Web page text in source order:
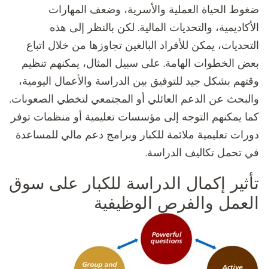
ضغوط الحياة العملية والأسرية، وضعف المهارات
الأكاديمية، والتحديات المالية. لكن بالنظر إلى هذه
التحديات، يمكن للأفراد البالغين تجاوزها من خلال اتباع
بعض الخطوات الهامة. على سبيل المثال، يمكنهم تنظيم
وقتهم بشكل جيد للتوفيق بين الدراسة والأعمال اليومية،
والبحث عن الدعم العائلي أو المجتمعي لتخطي الصعوبات.
كما يمكنهم التوجه إلى مؤسسات تعليمية أو منظمات توفر
دورات تعليمية ملائمة للكبار وبرامج دعم مالي للمساعدة
في تحمل تكاليف الدراسة.
تأثير إكمال الدراسة للكبار على سوق
العمل والفرص الوظيفية